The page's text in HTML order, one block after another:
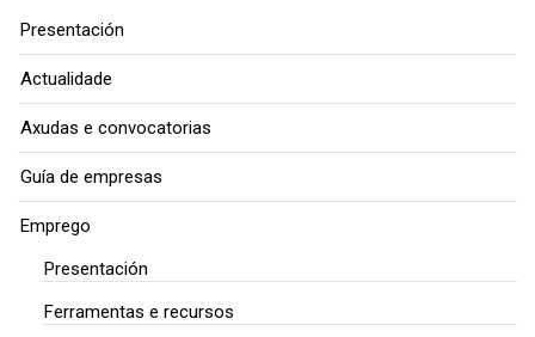
Presentación
Actualidade
Axudas e convocatorias
Guía de empresas
Emprego
Presentación
Ferramentas e recursos